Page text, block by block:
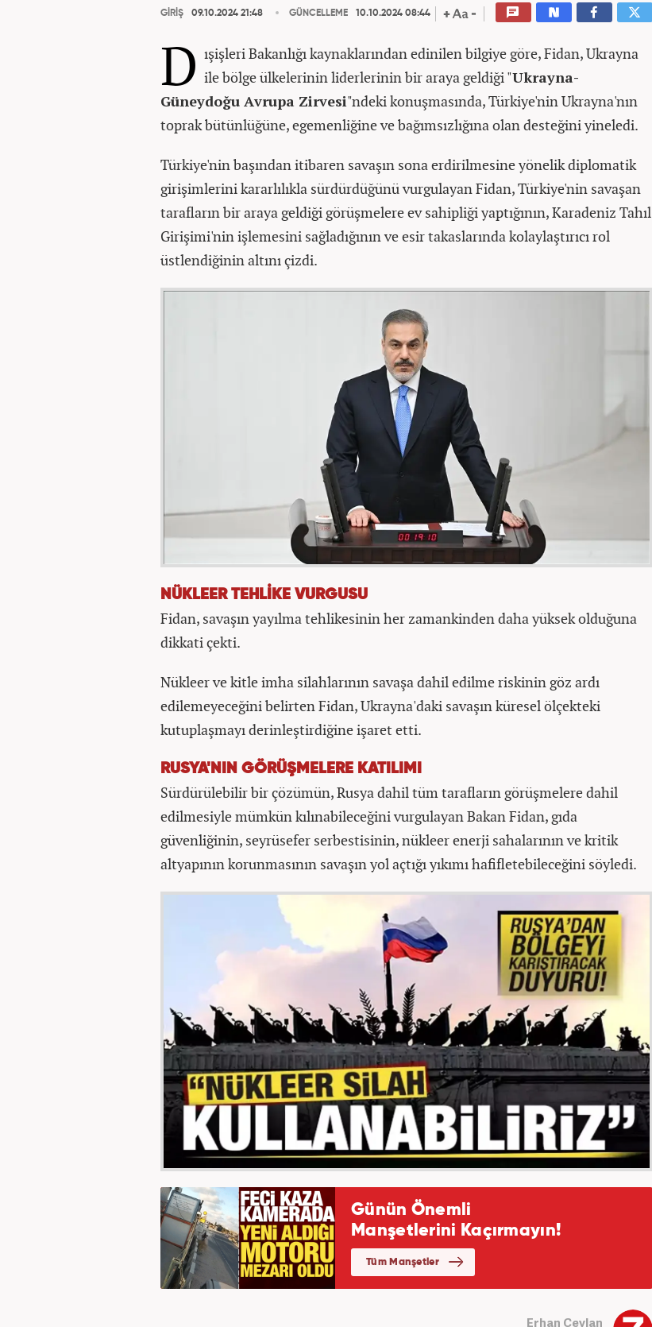
GİRİŞ 09.10.2024 21:48 GÜNCELLEME 10.10.2024 08:44
D ışişleri Bakanlığı kaynaklarından edinilen bilgiye göre, Fidan, Ukrayna
ile bölge ülkelerinin liderlerinin bir araya geldiği "Ukrayna-
Güneydoğu Avrupa Zirvesi"ndeki konuşmasında, Türkiye'nin Ukrayna'nın
toprak bütünlüğüne, egemenliğine ve bağımsızlığına olan desteğini yineledi.
Türkiye'nin başından itibaren savaşın sona erdirilmesine yönelik diplomatik
girişimlerini kararlılıkla sürdürdüğünü vurgulayan Fidan, Türkiye'nin savaşan
tarafların bir araya geldiği görüşmelere ev sahipliği yaptığının, Karadeniz Tahıl
Girişimi'nin işlemesini sağladığının ve esir takaslarında kolaylaştırıcı rol
üstlendiğinin altını çizdi.
NÜKLEER TEHLİKE VURGUSU
Fidan, savaşın yayılma tehlikesinin her zamankinden daha yüksek olduğuna
dikkati çekti.
Nükleer ve kitle imha silahlarının savaşa dahil edilme riskinin göz ardı
edilemeyeceğini belirten Fidan, Ukrayna'daki savaşın küresel ölçekteki
kutuplaşmayı derinleştirdiğine işaret etti.
RUSYA'NIN GÖRÜŞMELERE KATILIMI
Sürdürülebilir bir çözümün, Rusya dahil tüm tarafların görüşmelere dahil
edilmesiyle mümkün kılınabileceğini vurgulayan Bakan Fidan, gıda
güvenliğinin, seyrüsefer serbestisinin, nükleer enerji sahalarının ve kritik
altyapının korunmasının savaşın yol açtığı yıkımı hafifletebileceğini söyledi.
Erhan Ceylan